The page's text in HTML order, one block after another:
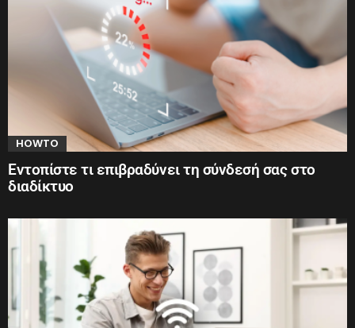
HOWTO
Εντοπίστε τι επιβραδύνει τη σύνδεσή σας στο
διαδίκτυο